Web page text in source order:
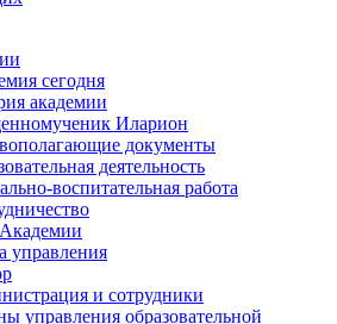
сегодня
академии
Иларион
документы
деятельность
воспитательная работа
управления
и сотрудники
управления образовательной